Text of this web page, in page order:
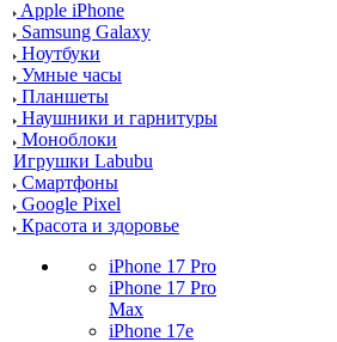
Apple iPhone
Samsung Galaxy
Ноутбуки
Умные часы
Планшеты
Наушники и гарнитуры
Моноблоки
Игрушки Labubu
Смартфоны
Google Pixel
Красота и здоровье
iPhone 17 Pro
iPhone 17 Pro
Max
iPhone 17e